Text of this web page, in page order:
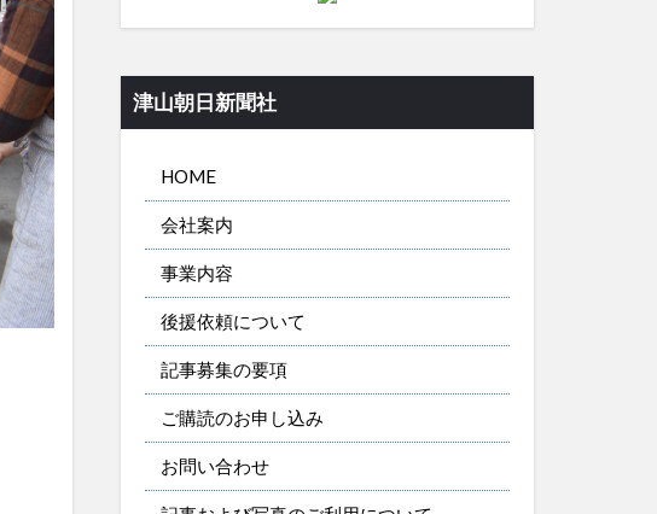
津山朝日新聞社
HOME
会社案内
事業内容
後援依頼について
記事募集の要項
ご購読のお申し込み
お問い合わせ